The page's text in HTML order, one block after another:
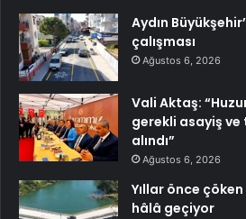
Aydın
çalışması
Ağustos 6, 2026
Vali Aktaş:
gerekli asayiş
alındı”
Ağustos 6, 2026
Yıllar önce
hâlâ geçiyor